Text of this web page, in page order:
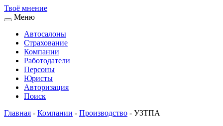
Твоё мнение
Меню
Автосалоны
Страхование
Компании
Работодатели
Персоны
Юристы
Авторизация
Поиск
Главная - Компании - Производство - УЗТПА